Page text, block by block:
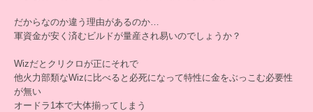
だからなのか違う理由があるのか…
軍資金が安く済むビルドが量産され易いのでしょうか？
Wizだとクリクロが正にそれで
他火力部類なWizに比べると必死になって特性に金をぶっこむ必要性
が無い
オードラ1本で大体揃ってしまう